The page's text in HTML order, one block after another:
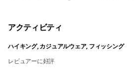
アクティビティ
ハイキング, カジュアルウェア, フィッシング
レビュアーに好評